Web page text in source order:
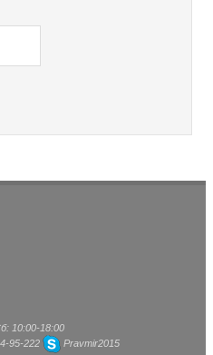
10:00-18:00
95-222
Pravmir2015